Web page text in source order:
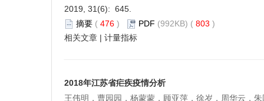
2019, 31(6): 645.
摘要 ( 476 ) PDF (992KB) ( 803 )
相关文章 | 计量指标
2018年江苏省疟疾疫情分析
王伟明，曹园园，杨蒙蒙，顾亚萍，徐岁，周华云，